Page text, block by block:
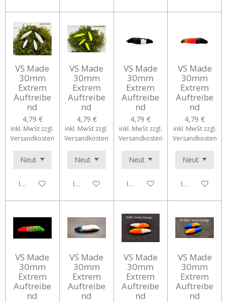
VS Made
30mm
Extrem
Auftreibe
nd
4,79 €
inkl. MwSt zzgl.
Versandkosten
In den Warenkorb
VS Made
30mm
Extrem
Auftreibe
nd
4,79 €
inkl. MwSt zzgl.
Versandkosten
In den Warenkorb
VS Made
30mm
Extrem
Auftreibe
nd
4,79 €
inkl. MwSt zzgl.
Versandkosten
In den Warenkorb
VS Made
30mm
Extrem
Auftreibe
nd
4,79 €
inkl. MwSt zzgl.
Versandkosten
In den
VS Made
30mm
Extrem
Auftreibe
nd
VS Made
30mm
Extrem
Auftreibe
nd
VS Made
30mm
Extrem
Auftreibe
nd
VS Made
30mm
Extrem
Auftreibe
nd